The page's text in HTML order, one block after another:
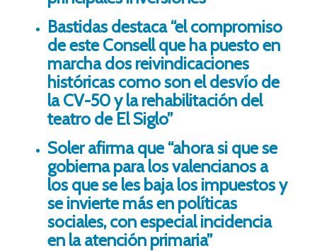
Bastidas destaca “el compromiso
de este Consell que ha puesto en
marcha dos reivindicaciones
históricas como son el desvío de
la CV-50 y la rehabilitación del
teatro de El Siglo”
Soler afirma que “ahora si que se
gobierna para los valencianos a
los que se les baja los impuestos y
se invierte más en políticas
sociales, con especial incidencia
en la atención primaria”